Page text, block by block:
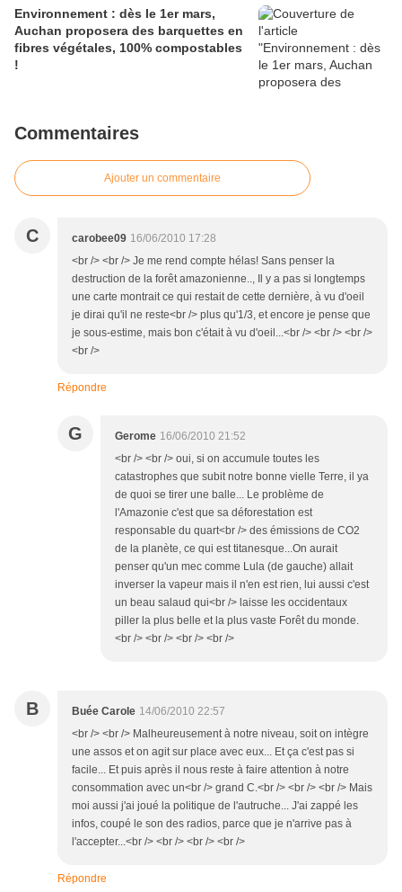
Environnement : dès le 1er mars,
Auchan proposera des barquettes en
fibres végétales, 100% compostables
!
Commentaires
Ajouter un commentaire
C carobee09 16/06/2010 17:28
<br /> <br /> Je me rend compte hélas! Sans penser la
destruction de la forêt amazonienne.., Il y a pas si longtemps
une carte montrait ce qui restait de cette dernière, à vu d'oeil
je dirai qu'il ne reste<br /> plus qu'1/3, et encore je pense que
je sous-estime, mais bon c'était à vu d'oeil...<br /> <br /> <br />
<br />
Répondre
G Gerome 16/06/2010 21:52
<br /> <br /> oui, si on accumule toutes les
catastrophes que subit notre bonne vielle Terre, il ya
de quoi se tirer une balle... Le problème de
l'Amazonie c'est que sa déforestation est
responsable du quart<br /> des émissions de CO2
de la planète, ce qui est titanesque...On aurait
penser qu'un mec comme Lula (de gauche) allait
inverser la vapeur mais il n'en est rien, lui aussi c'est
un beau salaud qui<br /> laisse les occidentaux
piller la plus belle et la plus vaste Forêt du monde.
<br /> <br /> <br /> <br />
B Buée Carole 14/06/2010 22:57
<br /> <br /> Malheureusement à notre niveau, soit on intègre
une assos et on agit sur place avec eux... Et ça c'est pas si
facile... Et puis après il nous reste à faire attention à notre
consommation avec un<br /> grand C.<br /> <br /> <br /> Mais
moi aussi j'ai joué la politique de l'autruche... J'ai zappé les
infos, coupé le son des radios, parce que je n'arrive pas à
l'accepter...<br /> <br /> <br /> <br />
Répondre